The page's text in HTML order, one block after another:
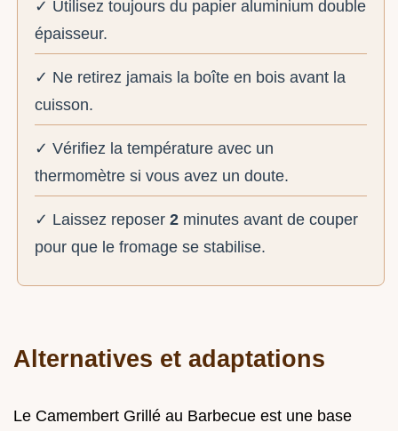
✓ Utilisez toujours du papier aluminium double
épaisseur.
✓ Ne retirez jamais la boîte en bois avant la
cuisson.
✓ Vérifiez la température avec un
thermomètre si vous avez un doute.
✓ Laissez reposer2 minutes avant de couper
pour que le fromage se stabilise.
Alternatives et adaptations
Le Camembert Grillé au Barbecue est une base